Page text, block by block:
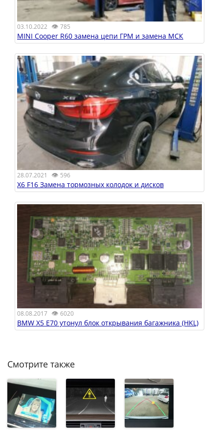
03.10.2022 👁 785
MINI Cooper R60 замена цепи ГРМ и замена МСК
28.07.2021 👁 596
X6 F16 Замена тормозных колодок и дисков
08.08.2017 👁 6020
BMW X5 E70 утонул блок открывания багажника (HKL)
Смотрите также